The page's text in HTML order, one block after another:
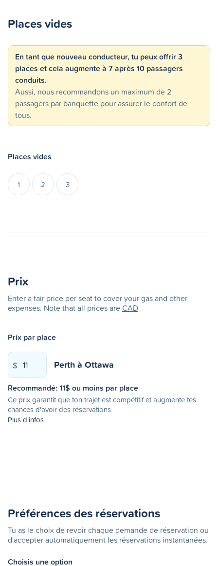
Places vides
En tant que nouveau conducteur, tu peux offrir 3
places et cela augmente à 7 après 10 passagers
conduits.
Aussi, nous recommandons un maximum de 2
passagers par banquette pour assurer le confort de
tous.
Places vides
1 2 3
Prix
Enter a fair price per seat to cover your gas and other
expenses. Note that all prices areCAD
Prix par place
$ Perthà Ottawa
Recommandé: 11$ ou moins par place
Ce prix garantit que ton trajet est compétitif et augmente tes
chances d'avoir des réservations
Plus d'infos
Préférences des réservations
Tu as le choix de revoir chaque demande de réservation ou
d'accepter automatiquement les réservations instantanées.
Choisis une option